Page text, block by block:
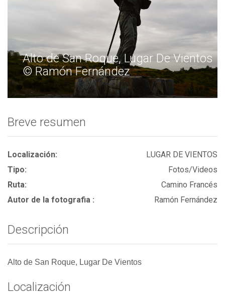
Alto de San Roque, Lugar De Vientos
© Ramón Fernández
Breve resumen
Localización:
LUGAR DE VIENTOS
Tipo:
Fotos/Videos
Ruta:
Camino Francés
Autor de la fotografia :
Ramón Fernández
Descripción
Alto de San Roque, Lugar De Vientos
Localización